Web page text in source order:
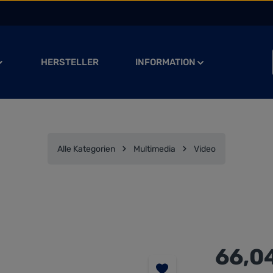
HERSTELLER INFORMATION
Alle Kategorien Multimedia Video
Regulärer Preis: